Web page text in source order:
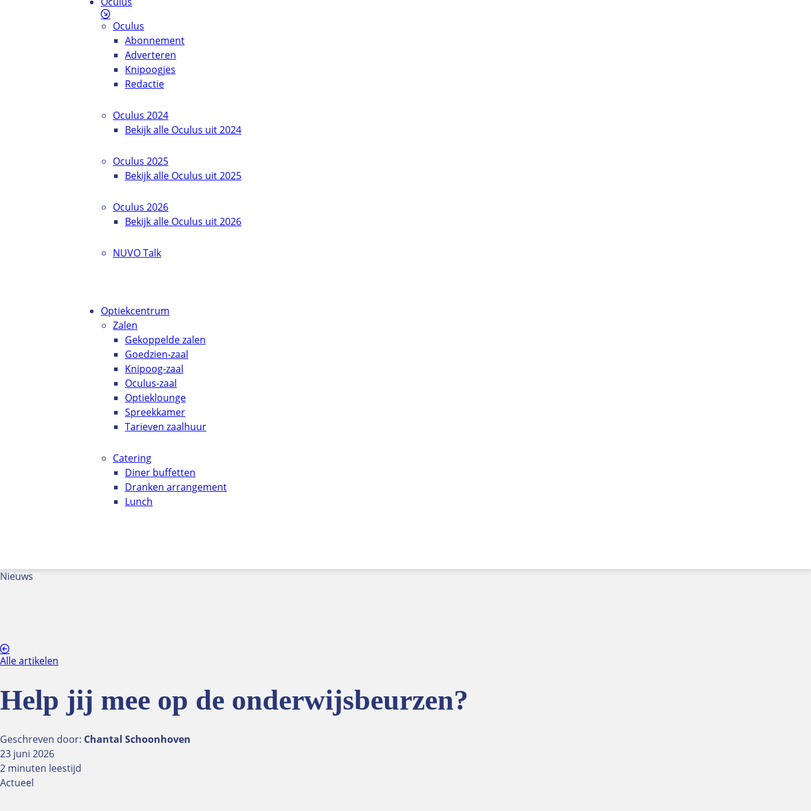
Oculus
Abonnement
Adverteren
Knipoogjes
Redactie
Oculus 2024
Bekijk alle Oculus uit 2024
Oculus 2025
Bekijk alle Oculus uit 2025
Oculus 2026
Bekijk alle Oculus uit 2026
NUVO Talk
Optiekcentrum
Zalen
Gekoppelde zalen
Goedzien-zaal
Knipoog-zaal
Oculus-zaal
Optieklounge
Spreekkamer
Tarieven zaalhuur
Catering
Diner buffetten
Dranken arrangement
Lunch
Nieuws
Alle artikelen
Help jij mee op de onderwijsbeurzen?
Geschreven door: Chantal Schoonhoven
23 juni 2026
2 minuten leestijd
Actueel